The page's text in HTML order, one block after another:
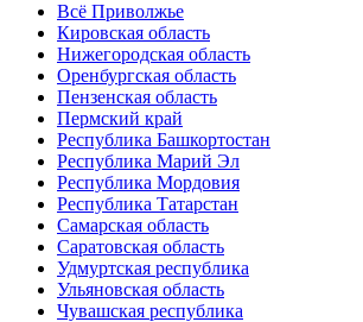
Всё Приволжье
Кировская область
Нижегородская область
Оренбургская область
Пензенская область
Пермский край
Республика Башкортостан
Республика Марий Эл
Республика Мордовия
Республика Татарстан
Самарская область
Саратовская область
Удмуртская республика
Ульяновская область
Чувашская республика